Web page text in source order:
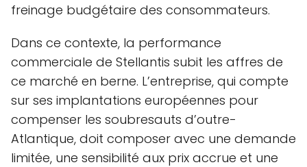
freinage budgétaire des consommateurs.
Dans ce contexte, la performance
commerciale de Stellantis subit les affres de
ce marché en berne. L’entreprise, qui compte
sur ses implantations européennes pour
compenser les soubresauts d’outre-
Atlantique, doit composer avec une demande
limitée, une sensibilité aux prix accrue et une